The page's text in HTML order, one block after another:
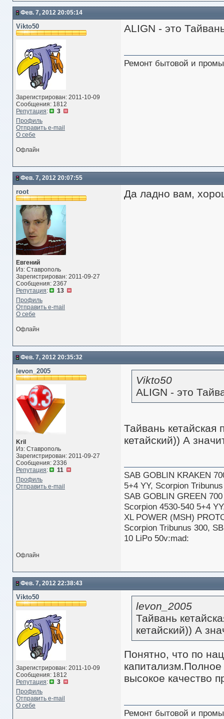
Фев. 7, 2012 20:05:14
Vikto50
Зарегистрирован: 2011-10-09
Сообщения: 1812
Репутация:
3
Профиль
Отправить e-mail
О себе
ALIGN - это
Ремонт бытовой и
Офлайн
Фев. 7, 2012 20:07:55
root
Евгений
Из: Ставрополь
Зарегистрирован: 2011-09-27
Сообщения: 2367
Репутация:
13
Профиль
Отправить e-mail
О себе
Да ладно вам,
Офлайн
Фев. 7, 2012 20:35:32
levon_2005
Kril
Из: Ставрополь
Зарегистрирован: 2011-09-27
Сообщения: 2336
Репутация:
11
Профиль
Отправить e-mail
Vikto50
ALIGN - это
Тайвань кетайская
кетайский)) А
SAB GOBLIN KRAKEN
5+4 YY, Scorpion
SAB GOBLIN GREEN
Scorpion 4530-540 5+4
XL POWER (MSH)
Scorpion Tribunus 300,
10 LiPo 50v:mad:
Офлайн
Фев. 7, 2012 22:38:43
Vikto50
Зарегистрирован: 2011-10-09
Сообщения: 1812
Репутация:
3
Профиль
Отправить e-mail
О себе
levon_2005
Тайвань
кетайский)) А
Понятно, что по
высокое качество
Ремонт бытовой и